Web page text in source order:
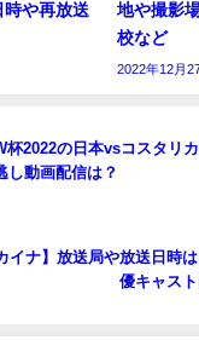
時や再放送
地や撮影
校など
2022年12月
杯2022の日本vsコスタリ
し動画配信は？
イナ】放送局や放送日時
優キャスト